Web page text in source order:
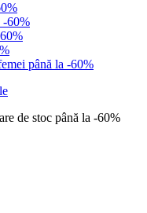
-60%
până la -60%
de stoc până la -60%